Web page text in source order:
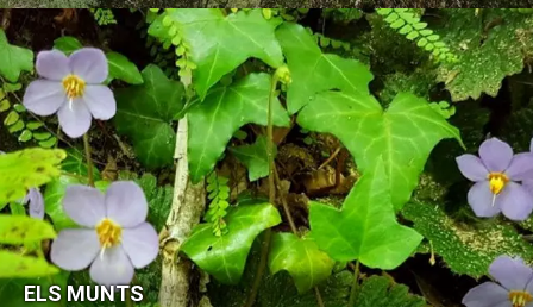
ELS MUNTS